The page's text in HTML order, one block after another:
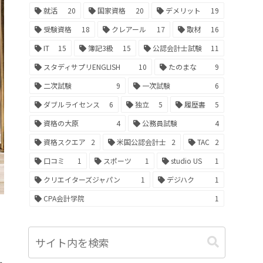
就活 20 国家資格 20 デメリット
19
受験資格
18 クレアール 17 取材
16
IT
15 簿記3級 15 公認会計士試験
11
スタディサプリENGLISH
10 たのまな
9
二次試験
9 一次試験
6
ダブルライセンス
6 独立 5 履歴書
5
資格の大原
4 公務員試験
4
資格スクエア
2 米国公認会計士 2 TAC
2
口コミ
1 スポーツ 1 studio US
1
クリエイターズジャパン
1 デジハク
1
CPA会計学院
1